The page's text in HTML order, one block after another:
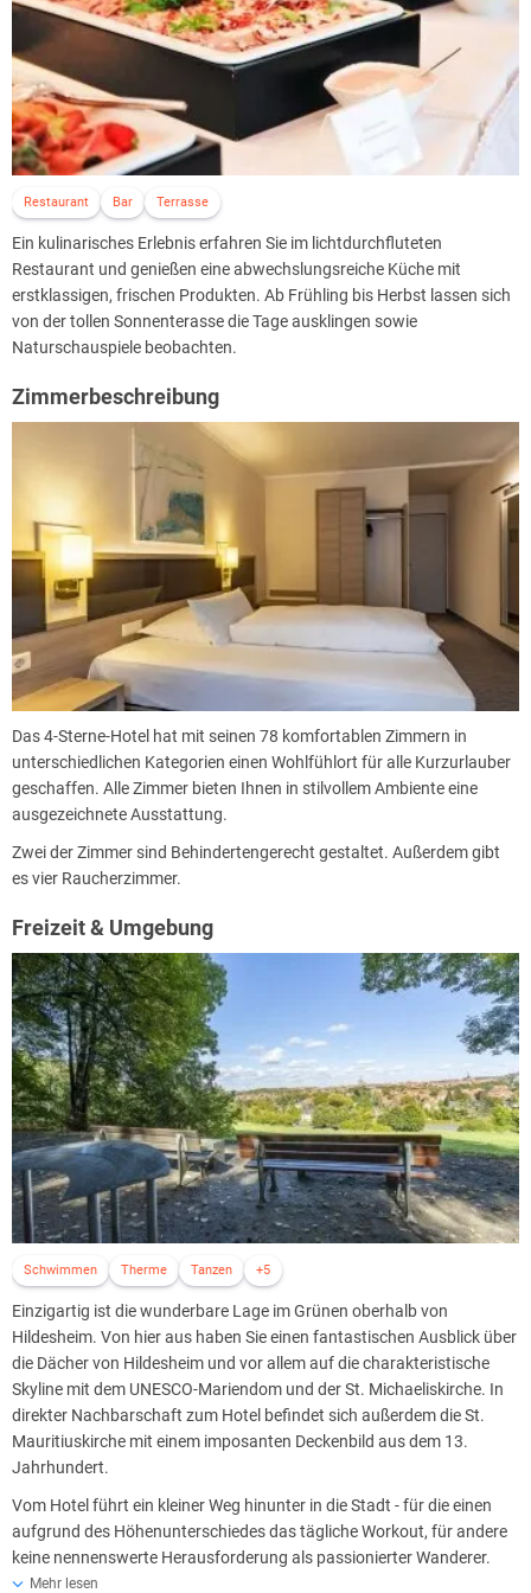
hat das Hotelteam einen kleinen Entspannungsort für Sie kreiert. Der
professionelle Fitnessraum mit multifunktionalen Kraftgeräten,
Hantelbank und Cardiogeräten von LIFE FITNESS lädt zum
Auspowern ein. Die Sauna in mediterranem Stil lässt Sie jeglichen
Stress und Trubel vergessen.
Erleben Sie eine bezaubernde Reise, von der Sie mit einem großen
Lächeln und neuer Energie heimkehren werden!
Restaurant Bar Terrasse
Ein kulinarisches Erlebnis erfahren Sie im lichtdurchfluteten
Restaurant und genießen eine abwechslungsreiche Küche mit
erstklassigen, frischen Produkten. Ab Frühling bis Herbst lassen sich
von der tollen Sonnenterasse die Tage ausklingen sowie
Naturschauspiele beobachten.
Zimmerbeschreibung
Das 4-Sterne-Hotel hat mit seinen 78 komfortablen Zimmern in
unterschiedlichen Kategorien einen Wohlfühlort für alle Kurzurlauber
geschaffen. Alle Zimmer bieten Ihnen in stilvollem Ambiente eine
ausgezeichnete Ausstattung.
Zwei der Zimmer sind Behindertengerecht gestaltet. Außerdem gibt
es vier Raucherzimmer.
Freizeit & Umgebung
Schwimmen Therme Tanzen +5
Einzigartig ist die wunderbare Lage im Grünen oberhalb von
Hildesheim. Von hier aus haben Sie einen fantastischen Ausblick über
die Dächer von Hildesheim und vor allem auf die charakteristische
Skyline mit dem UNESCO-Mariendom und der St. Michaeliskirche. In
direkter Nachbarschaft zum Hotel befindet sich außerdem die St.
Mauritiuskirche mit einem imposanten Deckenbild aus dem 13.
Jahrhundert.
Vom Hotel führt ein kleiner Weg hinunter in die Stadt - für die einen
aufgrund des Höhenunterschiedes das tägliche Workout, für andere
keine nennenswerte Herausforderung als passionierter Wanderer.
Gerne erhalten Sie an der Rezeption eine umfassende
Mehr lesen